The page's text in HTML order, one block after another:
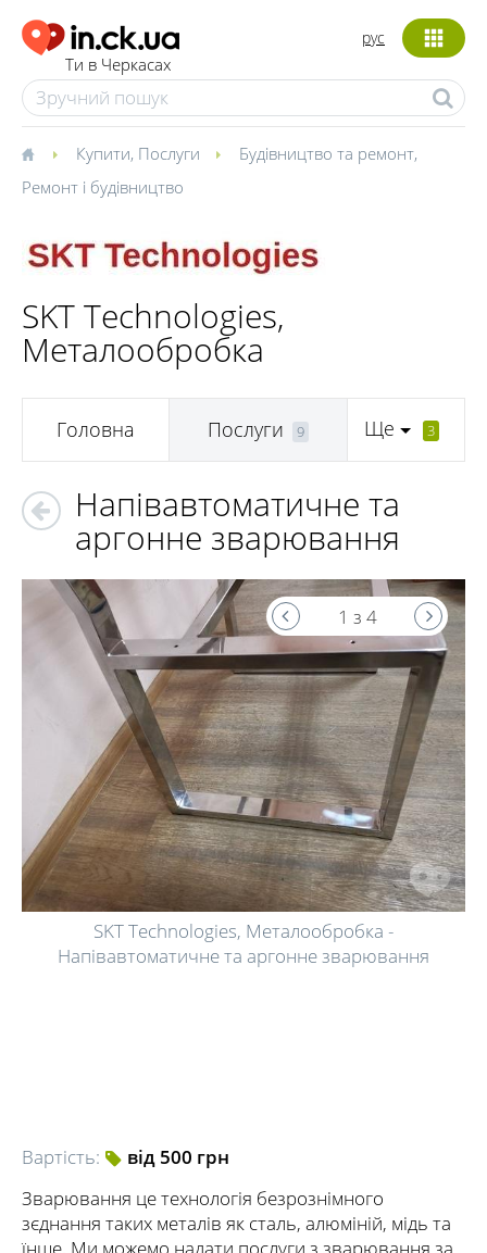
Ти в Черкасах
рус
Купити, Послуги Будівництво та ремонт,
Ремонт і будівництво
SKT Technologies,
Металообробка
Головна Послуги 9 Ще 3
Напівавтоматичне та
аргонне зварювання
SKT Technologies, Металообробка -
Напівавтоматичне та аргонне зварювання
1 з 4
Вартість:
від 500 грн
Зварювання це технологія безрознімного
зєднання таких металів як сталь, алюміній, мідь та